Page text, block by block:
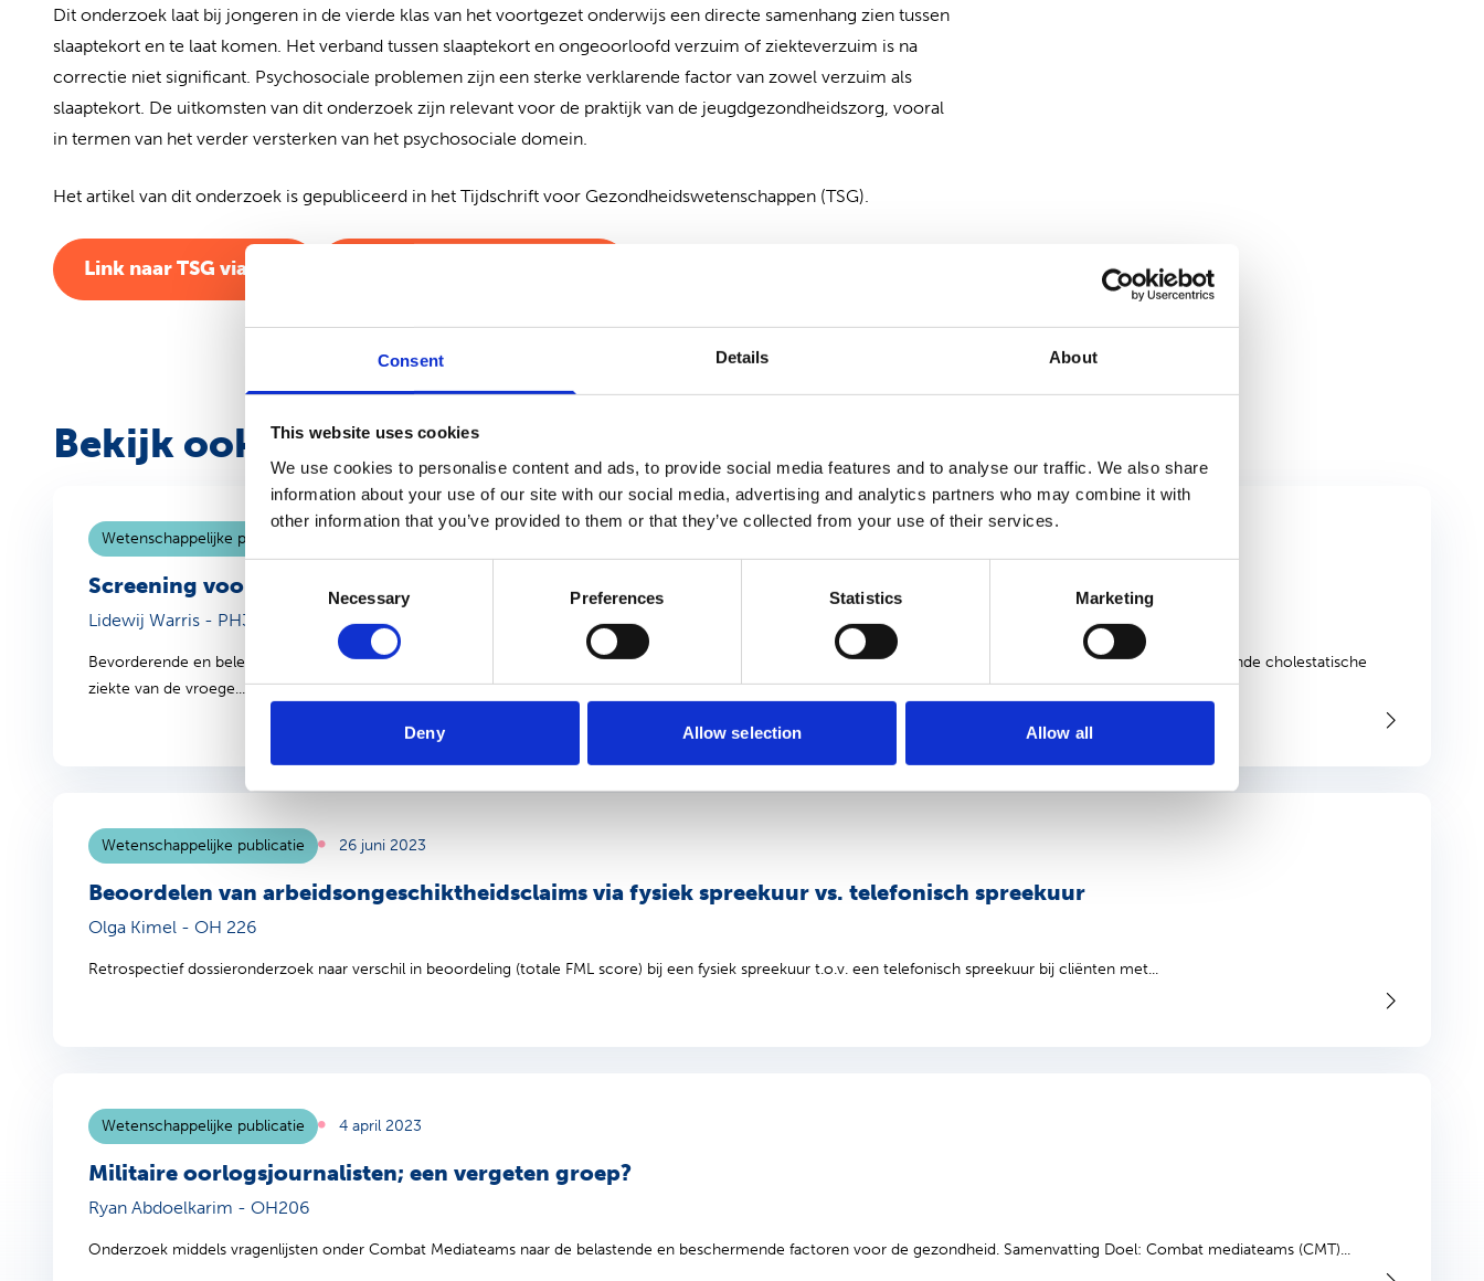
Consent Details About
This website uses cookies
We use cookies to personalise content and ads, to provide social media features and to analyse our traffic. We also share
information about your use of our site with our social media, advertising and analytics partners who may combine it with
other information that you’ve provided to them or that they’ve collected from your use of their services.
Necessary Preferences Statistics Marketing
Deny Allow selection Allow all
Dit onderzoek laat bij jongeren in de vierde klas van het voortgezet onderwijs een directe samenhang zien tussen
slaaptekort en te laat komen. Het verband tussen slaaptekort en ongeoorloofd verzuim of ziekteverzuim is na
correctie niet significant. Psychosociale problemen zijn een sterke verklarende factor van zowel verzuim als
slaaptekort. De uitkomsten van dit onderzoek zijn relevant voor de praktijk van de jeugdgezondheidszorg, vooral
in termen van het verder versterken van het psychosociale domein.
Het artikel van dit onderzoek is gepubliceerd in het Tijdschrift voor Gezondheidswetenschappen (TSG).
Link naar TSG via BSL
Bekijk ook
Screening voor galgangatresie met de Ontlasting Kleurenkaart
Lidewij Warris - PH326
Wetenschappelijke publicatie
Bevorderende en belemmerende factoren voor implementatie bij Nederlandse jeugdgezondheidszorg organisaties Galgangatresie is een zeldzame, levensbedreigende cholestatische
ziekte van de vroege...
Beoordelen van arbeidsongeschiktheidsclaims via fysiek spreekuur vs. telefonisch spreekuur
Olga Kimel - OH 226
Wetenschappelijke publicatie 26 juni 2023
Retrospectief dossieronderzoek naar verschil in beoordeling (totale FML score) bij een fysiek spreekuur t.o.v. een telefonisch spreekuur bij cliënten met...
Militaire oorlogsjournalisten; een vergeten groep?
Ryan Abdoelkarim - OH206
Wetenschappelijke publicatie 4 april 2023
Onderzoek middels vragenlijsten onder Combat Mediateams naar de belastende en beschermende factoren voor de gezondheid. Samenvatting Doel: Combat mediateams (CMT)...